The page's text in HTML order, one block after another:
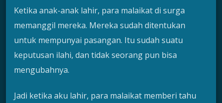
Ketika anak-anak lahir, para malaikat di surga
memanggil mereka. Mereka sudah ditentukan
untuk mempunyai pasangan. Itu sudah suatu
keputusan ilahi, dan tidak seorang pun bisa
mengubahnya.
Jadi ketika aku lahir, para malaikat memberi tahu